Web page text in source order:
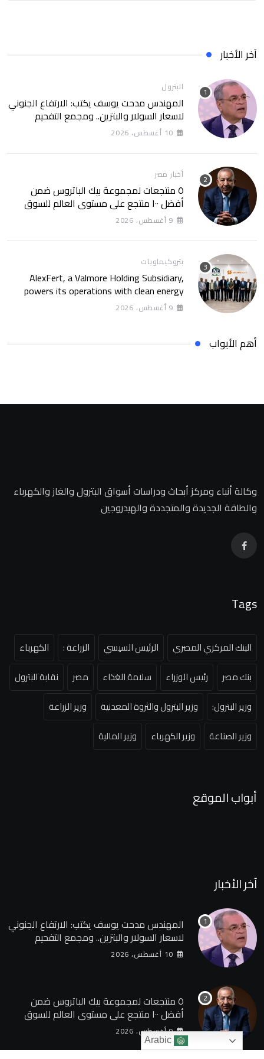
آخر الأخبار
البترول
المهندس مدحت يوسف يكتب: الارتفاع الجنوني
لاسعار السولار والبتزين.. ومجمع التفحيم
للمازوت بشركة السويس
10 أغسطس، 2026
أخبار مصر
٥ منتجعات لمجموعة بيك الباتروس ضمن
أفضل ١٠٠ منتجع على مستوى العالم للسوق
الروسى
9 أغسطس، 2026
بتروكيماويات
AlexFert, a Valmore Holding Subsidiary,
powers its operations with clean energy
through a 30-year partnership with
SolarizEgypt
9 أغسطس، 2026
أهم الأبواب
وكالة أنباء ومركز أبحاث ودراسات أسواق البترول والغاز والكهرباء
والطاقة الجديدة والمتجددة والهيدروجين
Tags
البنك المركزي المصري الرئيس السيسي الزراعة :
الكهرباء
بنك مصر
رئيس الوزراء سلامة الغذاء مصر
نقابة البترول
وزير البترول:
وزير البترول والثروة المعدنية
وزير الزراعة
وزير الصناعة
وزير الكهرباء وزير المالية
أبواب الموقع
آخر الأخبار
المهندس مدحت يوسف يكتب: الارتفاع الجنوني
لاسعار السولار والبتزين.. ومجمع التفحيم
للمازوت بشركة السويس
10 أغسطس، 2026
٥ منتجعات لمجموعة بيك الباتروس ضمن
أفضل ١٠٠ منتجع على مستوى العالم للسوق
الروسى
9 أغسطس، 2026